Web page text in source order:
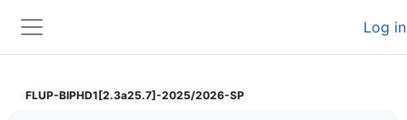
Side panel
Log in
FLUP-BIPHD1[2.3a25.7]-2025/2026-SP